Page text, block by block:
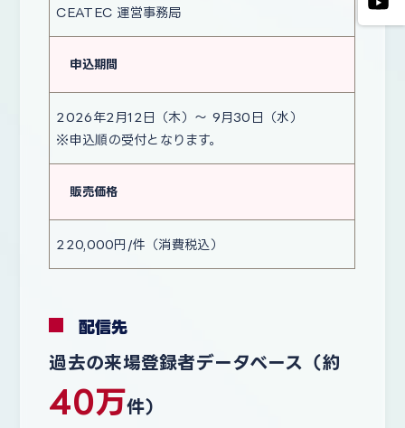
CEATEC 運営事務局
申込期間
2026年2月12日（木）～ 9月30日（水）
※申込順の受付となります。
販売価格
220,000円/件 （消費税込）
配信先
過去の来場登録者データベース（約
40万件）